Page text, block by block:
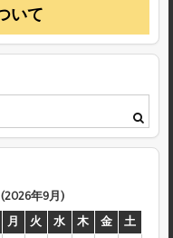
いて
年9月)
月 火 水 木 金
土